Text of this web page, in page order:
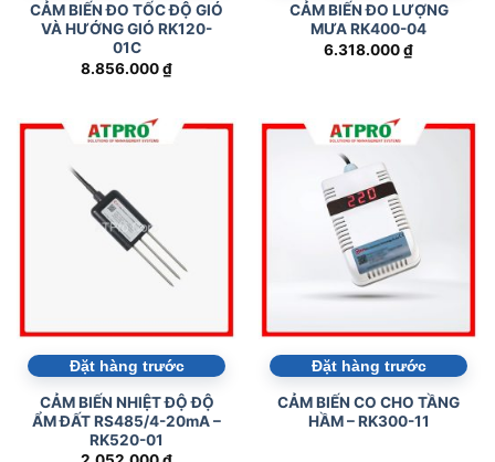
CẢM BIẾN ĐO TỐC ĐỘ GIÓ
VÀ HƯỚNG GIÓ RK120-
01C
8.856.000₫
CẢM BIẾN ĐO LƯỢNG
MƯA RK400-04
6.318.000₫
Đặt hàng trước
CẢM BIẾN NHIỆT ĐỘ ĐỘ
ẨM ĐẤT RS485/4-20mA –
RK520-01
Đặt hàng trước
CẢM BIẾN CO CHO TẦNG
HẦM – RK300-11